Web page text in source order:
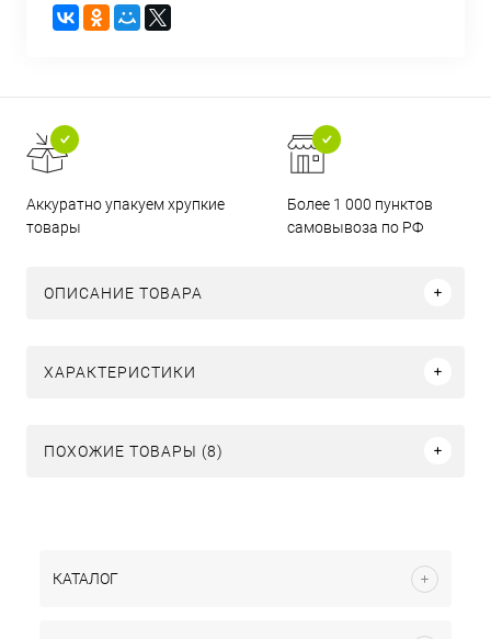
Аккуратно упакуем хрупкие
товары
Более 1 000 пунктов
самовывоза по РФ
ОПИСАНИЕ ТОВАРА
ХАРАКТЕРИСТИКИ
ПОХОЖИЕ ТОВАРЫ (8)
КАТАЛОГ